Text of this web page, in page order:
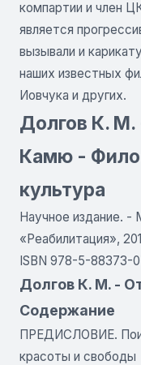
компартии и член
является
вызывали и
наших известных
Иовчука и других.
Долгов К. М.
Камю -
культура
Научное издание.
«Реабилитация»,
ISBN 978-5-88373-
Долгов К. М. -
Содержание
ПРЕДИСЛОВИЕ.
красоты и свободы